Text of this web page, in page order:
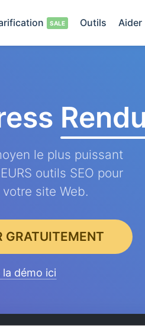
Outils Aider
le plus puissant
outils SEO pour
site Web.
GRATUITEMENT
la démo ici